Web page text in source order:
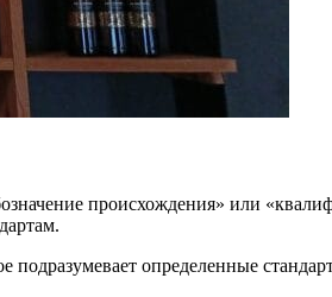
происхождения» или
определенные